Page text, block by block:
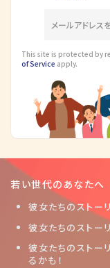
This site is protected by
of Service apply.
若い世代のあなたへ
彼女たちのストー
彼女たちのストー
彼女たちのストー
るかも！